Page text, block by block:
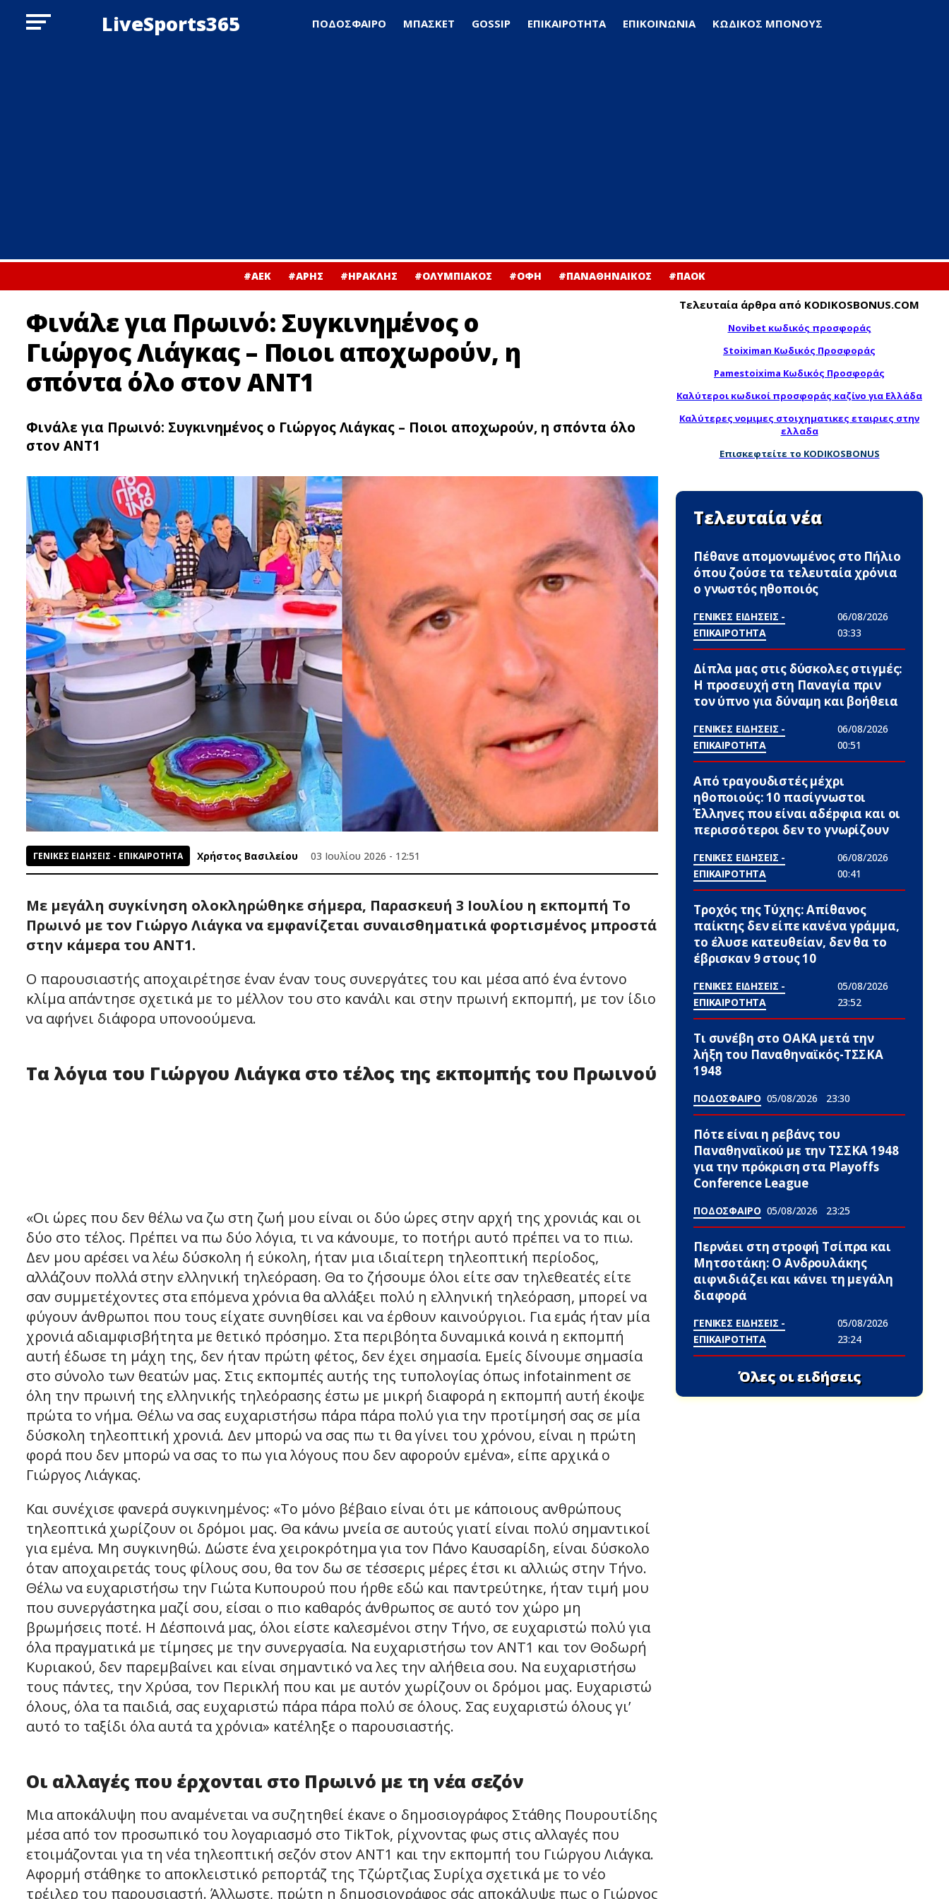
LiveSports365 ΠΟΔΟΣΦΑΙΡΟ ΜΠΑΣΚΕΤ GOSSIP ΕΠΙΚΑΙΡΟΤΗΤΑ ΕΠΙΚΟΙΝΩΝΙΑ ΚΩΔΙΚΟΣ ΜΠΟΝΟΥΣ
#ΑΕΚ #ΑΡΗΣ #ΗΡΑΚΛΗΣ #ΟΛΥΜΠΙΑΚΟΣ #ΟΦΗ #ΠΑΝΑΘΗΝΑΙΚΟΣ #ΠΑΟΚ
Φινάλε για Πρωινό: Συγκινημένος ο
Γιώργος Λιάγκας – Ποιοι αποχωρούν, η
σπόντα όλο στον ΑΝΤ1
Φινάλε για Πρωινό: Συγκινημένος ο Γιώργος Λιάγκας – Ποιοι αποχωρούν, η σπόντα όλο
στον ΑΝΤ1
ΓΕΝΙΚΕΣ ΕΙΔΗΣΕΙΣ - ΕΠΙΚΑΙΡΟΤΗΤΑ Χρήστος Βασιλείου 03 Ιουλίου 2026 - 12:51
Με μεγάλη συγκίνηση ολοκληρώθηκε σήμερα, Παρασκευή 3 Ιουλίου η εκπομπή Το
Πρωινό με τον Γιώργο Λιάγκα να εμφανίζεται συναισθηματικά φορτισμένος μπροστά
στην κάμερα του ΑΝΤ1.
Ο παρουσιαστής αποχαιρέτησε έναν έναν τους συνεργάτες του και μέσα από ένα έντονο
κλίμα απάντησε σχετικά με το μέλλον του στο κανάλι και στην πρωινή εκπομπή, με τον ίδιο
να αφήνει διάφορα υπονοούμενα.
Τα λόγια του Γιώργου Λιάγκα στο τέλος της εκπομπής του Πρωινού
«Οι ώρες που δεν θέλω να ζω στη ζωή μου είναι οι δύο ώρες στην αρχή της χρονιάς και οι
δύο στο τέλος. Πρέπει να πω δύο λόγια, τι να κάνουμε, το ποτήρι αυτό πρέπει να το πιω.
Δεν μου αρέσει να λέω δύσκολη ή εύκολη, ήταν μια ιδιαίτερη τηλεοπτική περίοδος,
αλλάζουν πολλά στην ελληνική τηλεόραση. Θα το ζήσουμε όλοι είτε σαν τηλεθεατές είτε
σαν συμμετέχοντες στα επόμενα χρόνια θα αλλάξει πολύ η ελληνική τηλεόραση, μπορεί να
φύγουν άνθρωποι που τους είχατε συνηθίσει και να έρθουν καινούργιοι. Για εμάς ήταν μία
χρονιά αδιαμφισβήτητα με θετικό πρόσημο. Στα περιβόητα δυναμικά κοινά η εκπομπή
αυτή έδωσε τη μάχη της, δεν ήταν πρώτη φέτος, δεν έχει σημασία. Εμείς δίνουμε σημασία
στο σύνολο των θεατών μας. Στις εκπομπές αυτής της τυπολογίας όπως infotainment σε
όλη την πρωινή της ελληνικής τηλεόρασης έστω με μικρή διαφορά η εκπομπή αυτή έκοψε
πρώτα το νήμα. Θέλω να σας ευχαριστήσω πάρα πάρα πολύ για την προτίμησή σας σε μία
δύσκολη τηλεοπτική χρονιά. Δεν μπορώ να σας πω τι θα γίνει του χρόνου, είναι η πρώτη
φορά που δεν μπορώ να σας το πω για λόγους που δεν αφορούν εμένα», είπε αρχικά ο
Γιώργος Λιάγκας.
Και συνέχισε φανερά συγκινημένος: «Το μόνο βέβαιο είναι ότι με κάποιους ανθρώπους
τηλεοπτικά χωρίζουν οι δρόμοι μας. Θα κάνω μνεία σε αυτούς γιατί είναι πολύ σημαντικοί
για εμένα. Μη συγκινηθώ. Δώστε ένα χειροκρότημα για τον Πάνο Καυσαρίδη, είναι δύσκολο
όταν αποχαιρετάς τους φίλους σου, θα τον δω σε τέσσερις μέρες έτσι κι αλλιώς στην Τήνο.
Θέλω να ευχαριστήσω την Γιώτα Κυπουρού που ήρθε εδώ και παντρεύτηκε, ήταν τιμή μου
που συνεργάστηκα μαζί σου, είσαι ο πιο καθαρός άνθρωπος σε αυτό τον χώρο μη
βρωμήσεις ποτέ. Η Δέσποινά μας, όλοι είστε καλεσμένοι στην Τήνο, σε ευχαριστώ πολύ για
όλα πραγματικά με τίμησες με την συνεργασία. Να ευχαριστήσω τον ΑΝΤ1 και τον Θοδωρή
Κυριακού, δεν παρεμβαίνει και είναι σημαντικό να λες την αλήθεια σου. Να ευχαριστήσω
τους πάντες, την Χρύσα, τον Περικλή που και με αυτόν χωρίζουν οι δρόμοι μας. Ευχαριστώ
όλους, όλα τα παιδιά, σας ευχαριστώ πάρα πάρα πολύ σε όλους. Σας ευχαριστώ όλους γι’
αυτό το ταξίδι όλα αυτά τα χρόνια» κατέληξε ο παρουσιαστής.
Οι αλλαγές που έρχονται στο Πρωινό με τη νέα σεζόν
Μια αποκάλυψη που αναμένεται να συζητηθεί έκανε ο δημοσιογράφος Στάθης Πουρουτίδης
μέσα από τον προσωπικό του λογαριασμό στο TikTok, ρίχνοντας φως στις αλλαγές που
ετοιμάζονται για τη νέα τηλεοπτική σεζόν στον ΑΝΤ1 και την εκπομπή του Γιώργου Λιάγκα.
Αφορμή στάθηκε το αποκλειστικό ρεπορτάζ της Τζώρτζιας Συρίχα σχετικά με το νέο
τρέιλερ του παρουσιαστή. Άλλωστε, πρώτη η δημοσιογράφος σάς αποκάλυψε πως ο Γιώργος
Τελευταία άρθρα από KODIKOSBONUS.COM
Novibet κωδικός προσφοράς
Stoiximan Κωδικός Προσφοράς
Pamestoixima Κωδικός Προσφοράς
Καλύτεροι κωδικοί προσφοράς καζίνο για Ελλάδα
Καλύτερες νομιμες στοιχηματικες εταιριες στην
ελλαδα
Επισκεφτείτε το KODIKOSBONUS
Τελευταία νέα
Πέθανε απομονωμένος στο Πήλιο
όπου ζούσε τα τελευταία χρόνια
ο γνωστός ηθοποιός
ΓΕΝΙΚΕΣ ΕΙΔΗΣΕΙΣ -
ΕΠΙΚΑΙΡΟΤΗΤΑ
06/08/2026
03:33
Δίπλα μας στις δύσκολες στιγμές:
Η προσευχή στη Παναγία πριν
τον ύπνο για δύναμη και βοήθεια
ΓΕΝΙΚΕΣ ΕΙΔΗΣΕΙΣ -
ΕΠΙΚΑΙΡΟΤΗΤΑ
06/08/2026
00:51
Από τραγουδιστές μέχρι
ηθοποιούς: 10 πασίγνωστοι
Έλληνες που είναι αδέpφια και οι
περισσότεροι δεν το γνωρίζουν
ΓΕΝΙΚΕΣ ΕΙΔΗΣΕΙΣ -
ΕΠΙΚΑΙΡΟΤΗΤΑ
06/08/2026
00:41
Τροχός της Τύχης: Απίθανος
παίκτης δεν είπε κανένα γράμμα,
το έλυσε κατευθείαν, δεν θα το
έβρισκαν 9 στους 10
ΓΕΝΙΚΕΣ ΕΙΔΗΣΕΙΣ -
ΕΠΙΚΑΙΡΟΤΗΤΑ
05/08/2026
23:52
Τι συνέβη στο ΟΑΚΑ μετά την
λήξη του Παναθηναϊκός-ΤΣΣΚΑ
1948
ΠΟΔΟΣΦΑΙΡΟ 05/08/2026 23:30
Πότε είναι η ρεβάνς του
Παναθηναϊκού με την ΤΣΣΚΑ 1948
για την πρόκριση στα Playoffs
Conference League
ΠΟΔΟΣΦΑΙΡΟ 05/08/2026 23:25
Περνάει στη στροφή Τσίπρα και
Μητσοτάκη: Ο Ανδρουλάκης
αιφνιδιάζει και κάνει τη μεγάλη
διαφορά
ΓΕΝΙΚΕΣ ΕΙΔΗΣΕΙΣ -
ΕΠΙΚΑΙΡΟΤΗΤΑ
05/08/2026
23:24
Όλες οι ειδήσεις